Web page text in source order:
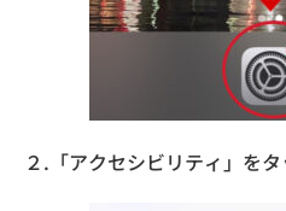
２.「アクセシビリティ」を